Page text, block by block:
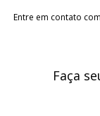
Entre em contato
Faça